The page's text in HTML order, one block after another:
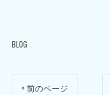
BLOG
< 前のページ